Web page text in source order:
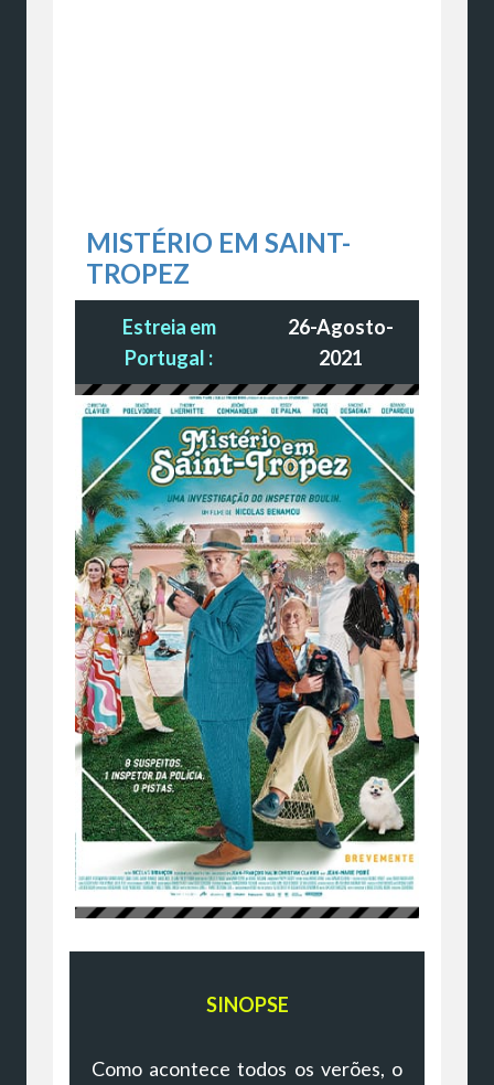
MISTÉRIO EM SAINT-
TROPEZ
Estreia em
Portugal :
26-Agosto-
2021
SINOPSE
Como acontece todos os verões, o